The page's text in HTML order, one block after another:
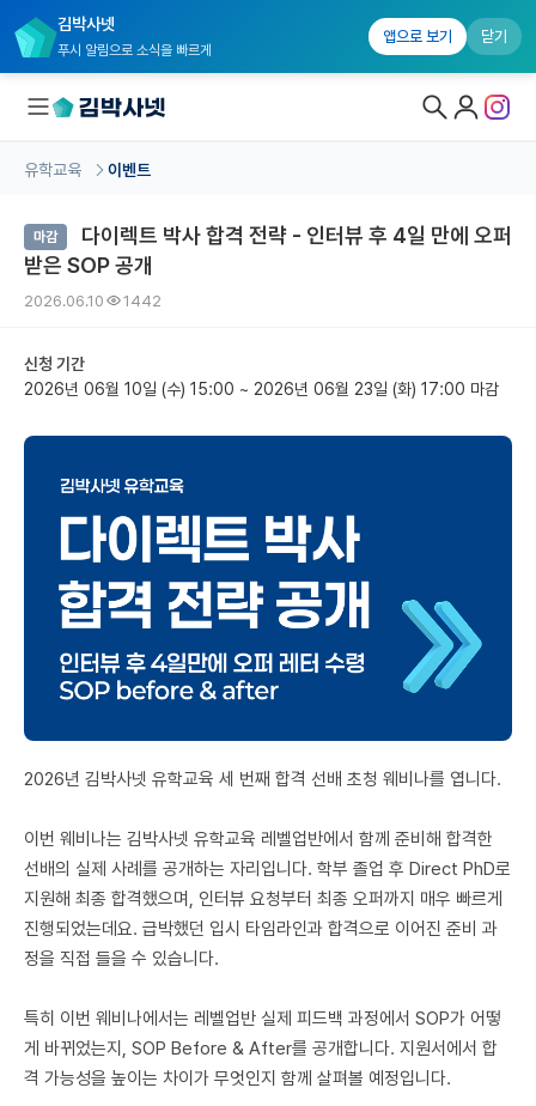
김박사넷
푸시 알림으로 소식을 빠르게
앱으로 보기 닫기
국내대학원 정보
연구실&오픈랩
커리어
유학교육
유학교육 홈
수강 신청
미국 유학 게시판
어드미션 포스팅
블로그
오픈카톡
반도체 아카데미
재팬라운지 🌸
유학교육 이벤트
마감
다이렉트 박사 합격 전략 - 인터뷰 후 4일 만에 오퍼
받은 SOP 공개
2026.06.10 1442
신청 기간
2026년 06월 10일 (수) 15:00 ~ 2026년 06월 23일 (화) 17:00 마감
2026년 김박사넷 유학교육 세 번째 합격 선배 초청 웨비나를 엽니다.
이번 웨비나는 김박사넷 유학교육 레벨업반에서 함께 준비해 합격한
선배의 실제 사례를 공개하는 자리입니다. 학부 졸업 후 Direct PhD로
지원해 최종 합격했으며, 인터뷰 요청부터 최종 오퍼까지 매우 빠르게
진행되었는데요. 급박했던 입시 타임라인과 합격으로 이어진 준비 과
정을 직접 들을 수 있습니다.
특히 이번 웨비나에서는 레벨업반 실제 피드백 과정에서 SOP가 어떻
게 바뀌었는지, SOP Before & After를 공개합니다. 지원서에서 합
격 가능성을 높이는 차이가 무엇인지 함께 살펴볼 예정입니다.